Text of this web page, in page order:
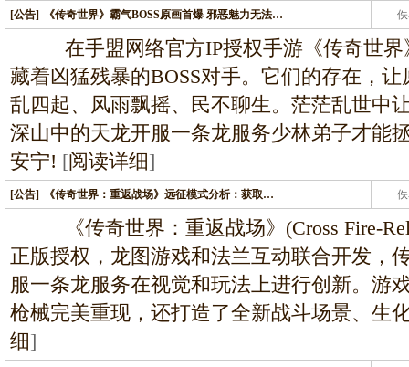
[公告] 《传奇世界》霸气BOSS原画首爆 邪恶魅力无法…
在手盟网络官方IP授权手游《传奇世界
藏着凶猛残暴的BOSS对手。它们的存在，
乱四起、风雨飘摇、民不聊生。茫茫乱世中
深山中的天龙开服一条龙服务少林弟子才能
安宁! [阅读详细]
[公告] 《传奇世界：重返战场》远征模式分析：获取…
《传奇世界：重返战场》(Cross Fire-
正版授权，龙图游戏和法兰互动联合开发，
服一条龙服务在视觉和玩法上进行创新。游
枪械完美重现，还打造了全新战斗场景、生
细]